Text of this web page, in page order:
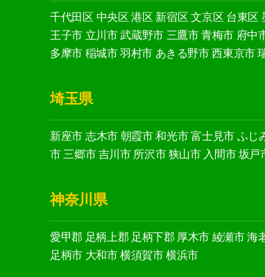
千代田区 中央区 港区 新宿区 文京区 台東区
王子市 立川市 武蔵野市 三鷹市 青梅市 府中
多摩市 稲城市 羽村市 あきる野市 西東京市
埼玉県
新座市 志木市 朝霞市 和光市 富士見市 ふじ
市 三郷市 吉川市 所沢市 狭山市 入間市 坂戸
神奈川県
愛甲郡 足柄上郡 足柄下郡 厚木市 綾瀬市 海
足柄市 大和市 横須賀市 横浜市